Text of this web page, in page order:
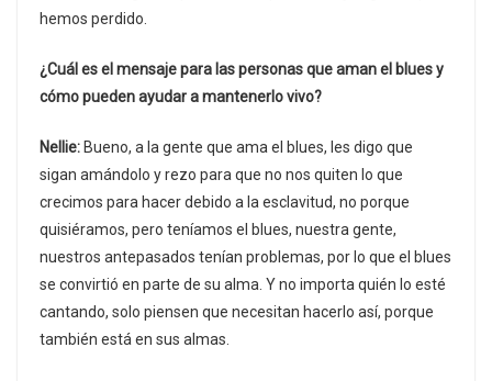
hemos perdido.
¿Cuál es el mensaje para las personas que aman el blues y
cómo pueden ayudar a mantenerlo vivo?
Nellie: Bueno, a la gente que ama el blues, les digo que
sigan amándolo y rezo para que no nos quiten lo que
crecimos para hacer debido a la esclavitud, no porque
quisiéramos, pero teníamos el blues, nuestra gente,
nuestros antepasados ​​tenían problemas, por lo que el blues
se convirtió en parte de su alma. Y no importa quién lo esté
cantando, solo piensen que necesitan hacerlo así, porque
también está en sus almas.